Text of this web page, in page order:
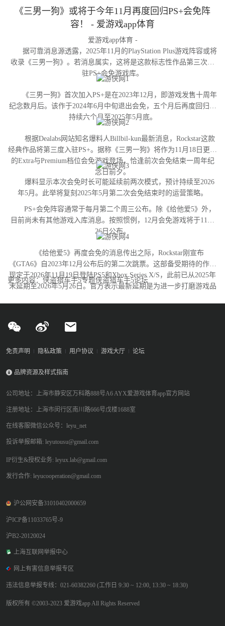
《三男一狗》或将于今年11月再度回归PS+会免阵
容！ - 爱游戏app体育
爱游戏app体育 -
据可靠消息源透露，2025年11月的PlayStation Plus游戏阵容或将
收录《三男一狗》。若消息属实，这将是这款标志性作品第三次进
驻PS+会免游戏库。
《三男一狗》首次加入PS+是在2023年12月，即游戏发售十周年
纪念数月后。该作于2024年6月中旬退出会免，五个月后再度回归并
持续六个月至2025年5月底。
根据Dealabs网站知名爆料人Billbil-kun最新消息，Rockstar这款
经典作品将第三度入驻PS+。据称《三男一狗》将作为11月18日更新
的Extra与Premium档位会免游戏登场，恰逢前次会免结束一周年纪
念日前夕。
爆料显示本次会免时长可能延续前两次模式，预计持续至2026
年5月。此举将复刻2025年5月第二次会免结束时的运营策略。
PS+会免阵容通常于每月第二个周三公布。除《给他爱5》外，
目前尚未有其他游戏入库消息。按照惯例，12月会免游戏将于11月
26日公布。
《给他爱5》再度会免的消息传出之际，Rockstar刚宣布
《GTA6》自2023年12月公布后的第二次跳票。这部备受期待的作品
现定于2026年11月19日登陆PS5和Xbox Series X/S，此前已从2025年
末延期至2026年5月26日。官方表示最新延期是为进一步打磨游戏品
更多内容：侠盗猎车手5专题侠盗猎车手5论坛
免责声明 隐私政策 用户协议 游戏大厅 论坛
品牌资源及样式指南
公司地址：上海市静安区万科路888号A6 AYX爱游戏体育app官方网站
注册地址：上海市闵行区南川路666号戊楼1688室
在线客服微信公众号：leyu_net
投诉举报邮箱: leyutousu@gmail.com
IP衍生&授权业务: leyux.lab@gmail.com
发行合作: leyucooperation@gmail.com
沪公网安备31010402000659
沪ICP备11033765号-9
沪B2-20120024
上海互联网举报中心
网上有害信息举报专区
违法信息举报专线：021-60382260 (工作日 9:30 ~ 12:00, 13:30 ~ 18:30)
版权所有 ©2003-2023 爱游戏app All Rights Reserved